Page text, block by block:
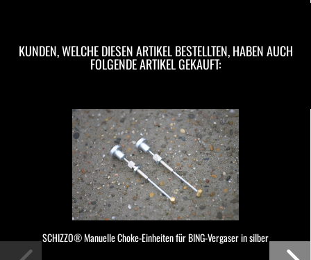
KUNDEN, WELCHE DIESEN ARTIKEL BESTELLTEN, HABEN AUCH
FOLGENDE ARTIKEL GEKAUFT:
SCHIZZO® Manuelle Choke-Einheiten für BING-Vergaser in silber